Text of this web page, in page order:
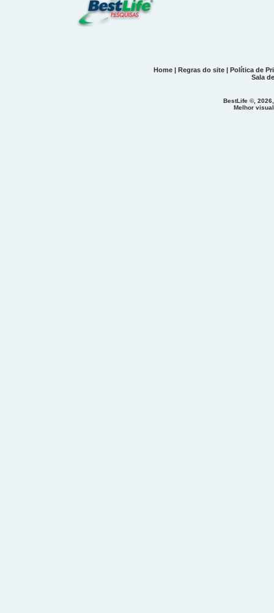
Home| Regras do site| Política de
Sala
BestLife ©,
Melhor